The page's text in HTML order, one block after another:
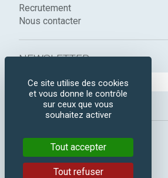
Recrutement
Nous contacter
NEWSLETTER :
SUIVEZ-NOUS :
Facebook
Instagram
Ce site utilise des cookies
et vous donne le contrôle
sur ceux que vous
souhaitez activer
Tout accepter
Tout refuser